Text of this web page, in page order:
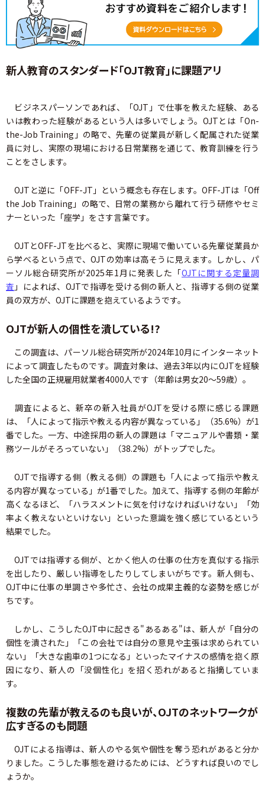
新人教育のスタンダード「OJT教育」に課題アリ
ビジネスパーソンであれば、「OJT」で仕事を教えた経験、ある
いは教わった経験があるという人は多いでしょう。OJTとは「On-
the-Job Training」の略で、先輩の従業員が新しく配属された従業
員に対し、実際の現場における日常業務を通じて、教育訓練を行う
ことをさします。
OJTと逆に「OFF-JT」という概念も存在します。OFF-JTは「Off
the Job Training」の略で、日常の業務から離れて行う研修やセミ
ナーといった「座学」をさす言葉です。
OJTとOFF-JTを比べると、実際に現場で働いている先輩従業員か
ら学べるという点で、OJTの効率は高そうに見えます。しかし、パ
ーソル総合研究所が2025年1月に発表した「OJTに関する定量調
査 」によれば、OJTで指導を受ける側の新人と、指導する側の従業
員の双方が、OJTに課題を抱えているようです。
OJTが新人の個性を潰している!?
この調査は、パーソル総合研究所が2024年10月にインターネット
によって調査したものです。調査対象は、過去3年以内にOJTを経験
した全国の正規雇用就業者4000人です（年齢は男女20～59歳）。
調査によると、新卒の新入社員がOJTを受ける際に感じる課題
は、「人によって指示や教える内容が異なっている」（35.6%）が1
番でした。一方、中途採用の新人の課題は「マニュアルや書類・業
務ツールがそろっていない」（38.2%）がトップでした。
OJTで指導する側（教える側）の課題も「人によって指示や教え
る内容が異なっている」が1番でした。加えて、指導する側の年齢が
高くなるほど、「ハラスメントに気を付けなければいけない」「効
率よく教えないといけない」といった意識を強く感じているという
結果でした。
OJTでは指導する側が、とかく他人の仕事の仕方を真似する指示
を出したり、厳しい指導をしたりしてしまいがちです。新人側も、
OJT中に仕事の単調さや多忙さ、会社の成果主義的な姿勢を感じが
ちです。
しかし、こうしたOJT中に起きる"あるある"は、新人が「自分の
個性を潰された」「この会社では自分の意見や主張は求められてい
ない」「大きな歯車の1つになる」といったマイナスの感情を抱く原
因になり、新人の「没個性化」を招く恐れがあると指摘していま
す。
複数の先輩が教えるのも良いが、OJTのネットワークが
広すぎるのも問題
OJTによる指導は、新人のやる気や個性を奪う恐れがあると分か
りました。こうした事態を避けるためには、どうすれば良いのでし
ょうか。